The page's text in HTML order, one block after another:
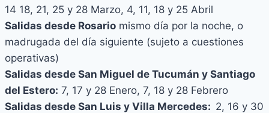
14 18, 21, 25 y 28 Marzo, 4, 11, 18 y 25 Abril
Salidas desde Rosario mismo día por la noche, o
madrugada del día siguiente (sujeto a cuestiones
operativas)
Salidas desde San Miguel de Tucumán y Santiago
del Estero: 7, 17 y 28 Enero, 7, 18 y 28 Febrero
Salidas desde San Luis y Villa Mercedes: 2, 16 y 30